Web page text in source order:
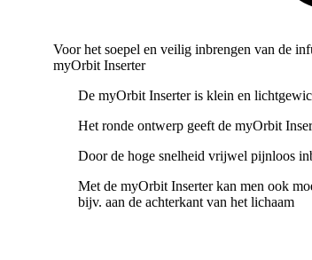
Voor het soepel en veilig inbrengen van de
myOrbit Inserter
De myOrbit Inserter is klein en
Het ronde ontwerp geeft de myOrbit
Door de hoge snelheid vrijwel pijnloos
Met de myOrbit Inserter kan men ook
bijv. aan de achterkant van het lichaam